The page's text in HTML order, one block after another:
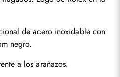
de acero inoxidable con
negro.
a los arañazos.